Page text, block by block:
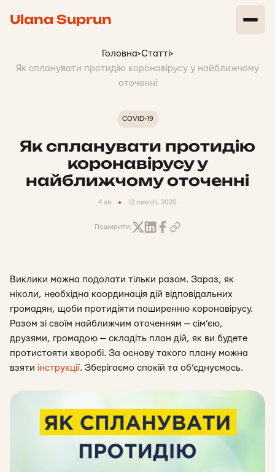
Ulana Suprun
Головна>Статті>
Як спланувати протидію коронавірусу у найближчому
оточенні
COVID-19
Як спланувати протидію
коронавірусу у
найближчому оточенні
4 хв 12 march, 2020
Поширити:
Виклики можна подолати тільки разом. Зараз, як
ніколи, необхідна координація дій відповідальних
громадян, щоби протидіяти поширенню коронавірусу.
Разом зі своїм найближчим оточенням — сім’єю,
друзями, громадою — складіть план дій, як ви будете
протистояти хворобі. За основу такого плану можна
взяти інструкції. Зберігаємо спокій та об’єднуємось.